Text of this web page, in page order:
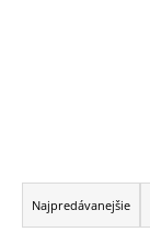
R
a
Najpredávanejšie